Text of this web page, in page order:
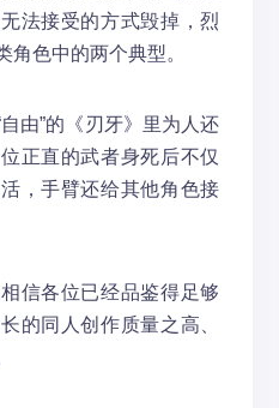
法接受的方式毁掉，烈
角色中的两个典型。
”的《刃牙》里为人还
正直的武者身死后不仅
，手臂还给其他角色接
各位已经品鉴得足够
的同人创作质量之高、